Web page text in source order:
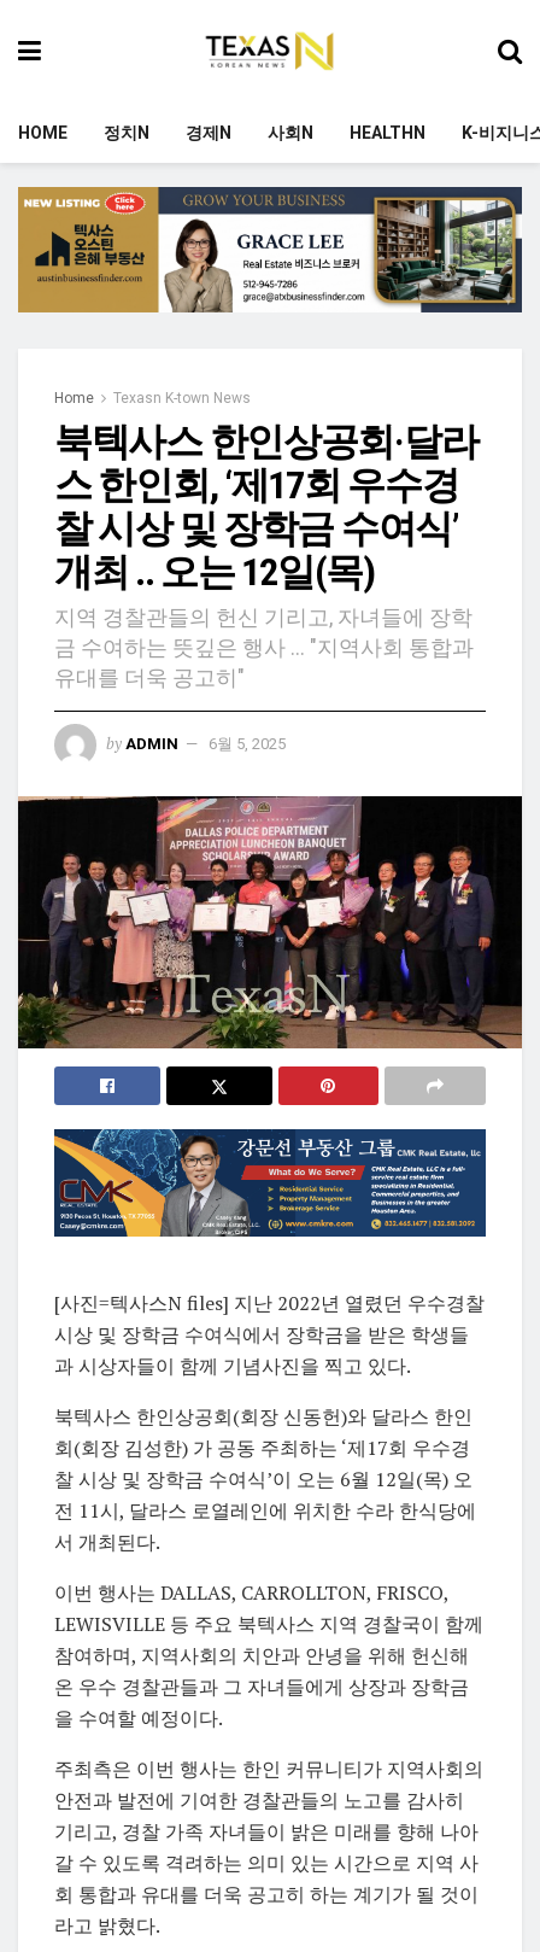
HOME 정치N 경제N 사회N HEALTHN K-비지니
Home Texasn K-town News
북텍사스 한인상공회·달라
스 한인회, ‘제17회 우수경
찰 시상 및 장학금 수여식’
개최 .. 오는 12일(목)
지역 경찰관들의 헌신 기리고, 자녀들에 장학
금 수여하는 뜻깊은 행사 ... "지역사회 통합과
유대를 더욱 공고히"
by ADMIN 6월 5, 2025
[사진=텍사스N files] 지난 2022년 열렸던 우수경찰
시상 및 장학금 수여식에서 장학금을 받은 학생들
과 시상자들이 함께 기념사진을 찍고 있다.
북텍사스 한인상공회(회장 신동헌)와 달라스 한인
회(회장 김성한) 가 공동 주최하는 ‘제17회 우수경
찰 시상 및 장학금 수여식’이 오는 6월 12일(목) 오
전 11시, 달라스 로열레인에 위치한 수라 한식당에
서 개최된다.
이번 행사는 DALLAS, CARROLLTON, FRISCO,
LEWISVILLE 등 주요 북텍사스 지역 경찰국이 함께
참여하며, 지역사회의 치안과 안녕을 위해 헌신해
온 우수 경찰관들과 그 자녀들에게 상장과 장학금
을 수여할 예정이다.
주최측은 이번 행사는 한인 커뮤니티가 지역사회의
안전과 발전에 기여한 경찰관들의 노고를 감사히
기리고, 경찰 가족 자녀들이 밝은 미래를 향해 나아
갈 수 있도록 격려하는 의미 있는 시간으로 지역 사
회 통합과 유대를 더욱 공고히 하는 계기가 될 것이
라고 밝혔다.